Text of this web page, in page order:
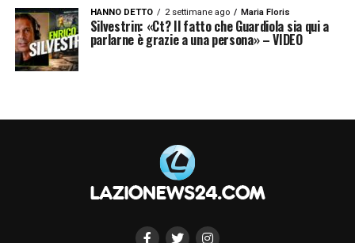
HANNO DETTO 2 settimane ago Maria Floris
Silvestrin: «Ct? Il fatto che Guardiola sia qui a
parlarne è grazie a una persona» – VIDEO